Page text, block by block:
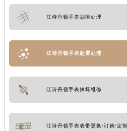
江诗丹顿手表划痕处理
江诗丹顿手表起雾处理
江诗丹顿手表摔坏维修
江诗丹顿手表表带更换/订购/定制